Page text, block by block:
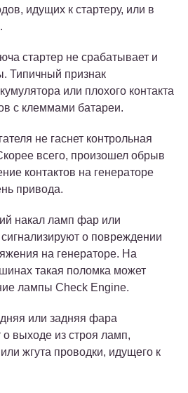
идущих к стартеру, или в
стартер не срабатывает и
Типичный признак
или плохого контакта
с клеммами батареи.
не гаснет контрольная
всего, произошел обрыв
контактов на генераторе
привода.
накал ламп фар или
о повреждении
на генераторе. На
такая поломка может
лампы Check Engine.
или задняя фара
о выходе из строя ламп,
жгута проводки, идущего к